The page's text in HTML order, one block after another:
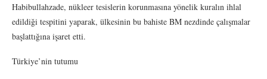
Habibullahzade, nükleer tesislerin korunmasına yönelik kuralın ihlal
edildiği tespitini yaparak, ülkesinin bu bahiste BM nezdinde çalışmalar
başlattığına işaret etti.
Türkiye’nin tutumu